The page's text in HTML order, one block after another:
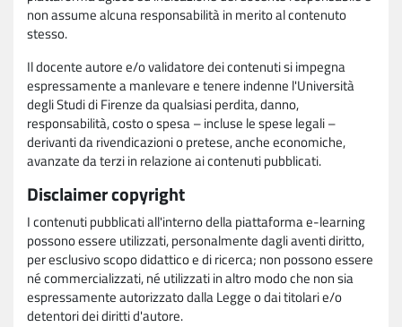
non assume alcuna responsabilità in merito al contenuto
stesso.
Il docente autore e/o validatore dei contenuti si impegna
espressamente a manlevare e tenere indenne l'Università
degli Studi di Firenze da qualsiasi perdita, danno,
responsabilità, costo o spesa – incluse le spese legali –
derivanti da rivendicazioni o pretese, anche economiche,
avanzate da terzi in relazione ai contenuti pubblicati.
Disclaimer copyright
I contenuti pubblicati all'interno della piattaforma e-learning
possono essere utilizzati, personalmente dagli aventi diritto,
per esclusivo scopo didattico e di ricerca; non possono essere
né commercializzati, né utilizzati in altro modo che non sia
espressamente autorizzato dalla Legge o dai titolari e/o
detentori dei diritti d'autore.